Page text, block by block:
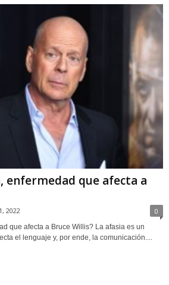
enfermedad que afecta a
2022 0
que afecta a Bruce Willis? La afasia es un
el lenguaje y, por ende, la comunicación....